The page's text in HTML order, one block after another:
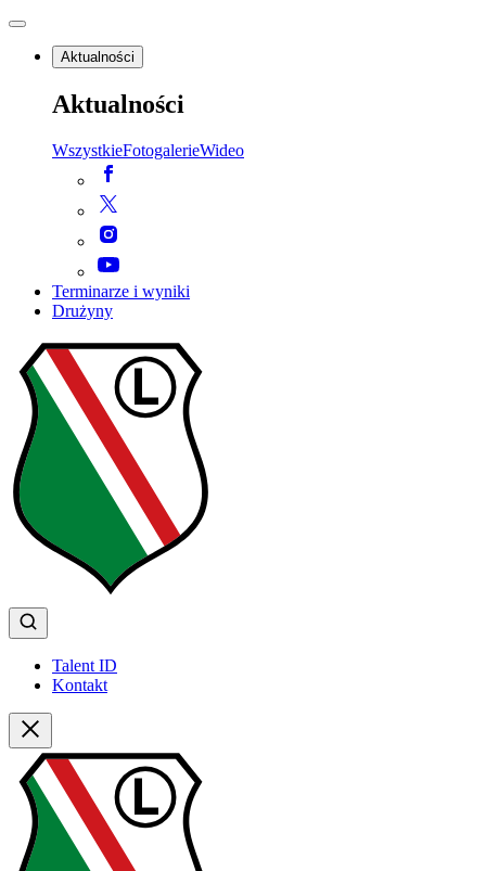
Aktualności
Aktualności
WszystkieFotogalerieWideo
Terminarze i wyniki
Drużyny
Talent ID
Kontakt